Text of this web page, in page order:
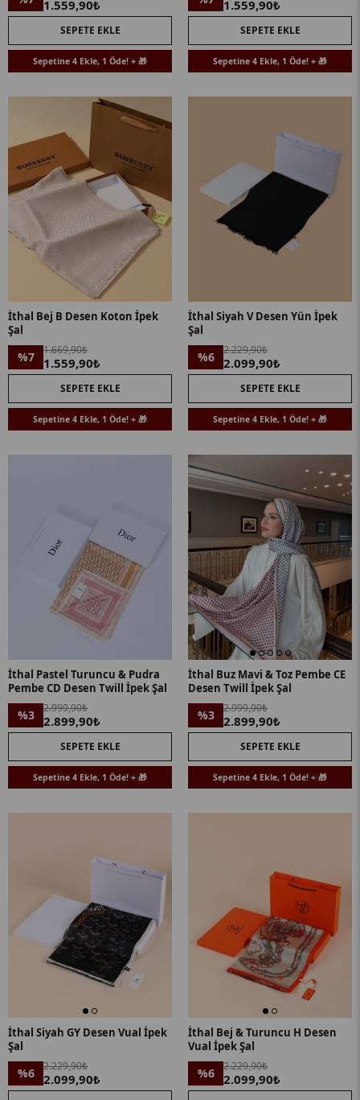
1.559,90₺
SEPETE EKLE
Sepetine 4 Ekle, 1 Öde! + 🎁
1.559,90₺
SEPETE EKLE
Sepetine 4 Ekle, 1 Öde! + 🎁
İthal Bej B Desen Koton İpek
Şal
%7 1.669,90₺
1.559,90₺
SEPETE EKLE
Sepetine 4 Ekle, 1 Öde! + 🎁
İthal Siyah V Desen Yün İpek
Şal
%6 2.229,90₺
2.099,90₺
SEPETE EKLE
Sepetine 4 Ekle, 1 Öde! + 🎁
İthal Pastel Turuncu & Pudra
Pembe CD Desen Twill İpek Şal
%3 2.999,90₺
2.899,90₺
SEPETE EKLE
Sepetine 4 Ekle, 1 Öde! + 🎁
İthal Buz Mavi & Toz Pembe CE
Desen Twill İpek Şal
%3 2.999,90₺
2.899,90₺
SEPETE EKLE
Sepetine 4 Ekle, 1 Öde! + 🎁
İthal Siyah GY Desen Vual İpek
Şal
%6 2.229,90₺
2.099,90₺
İthal Bej & Turuncu H Desen
Vual İpek Şal
%6 2.229,90₺
2.099,90₺